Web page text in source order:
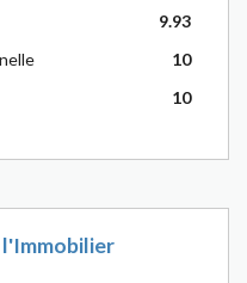
9.93
10
10
l'Immobilier